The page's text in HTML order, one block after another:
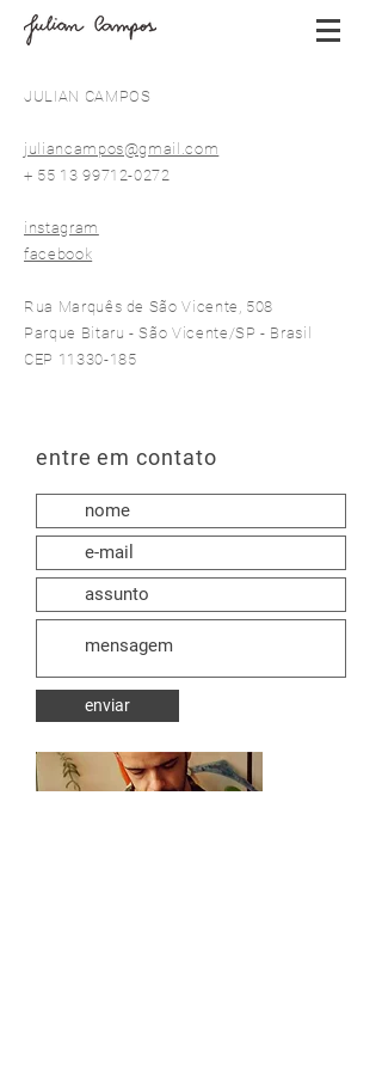
JULIAN CAMPOS
juliancampos@gmail.com
+ 55 13 99712-0272
instagram
facebook
Rua Marquês de São Vicente, 508
Parque Bitaru - São Vicente/SP - Brasil
CEP 11330-185
entre em contato
enviar